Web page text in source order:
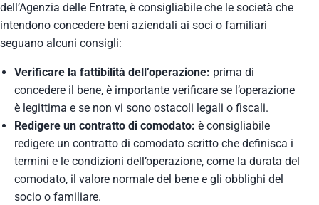
dell’Agenzia delle Entrate, è consigliabile che le società che
intendono concedere beni aziendali ai soci o familiari
seguano alcuni consigli:
Verificare la fattibilità dell’operazione: prima di
concedere il bene, è importante verificare se l’operazione
è legittima e se non vi sono ostacoli legali o fiscali.
Redigere un contratto di comodato: è consigliabile
redigere un contratto di comodato scritto che definisca i
termini e le condizioni dell’operazione, come la durata del
comodato, il valore normale del bene e gli obblighi del
socio o familiare.